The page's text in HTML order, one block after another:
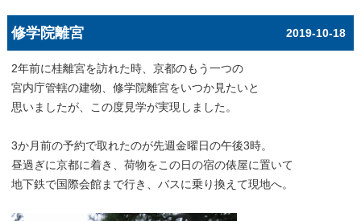
修学院離宮 2019-10-18
2年前に桂離宮を訪れた時、京都のもう一つの
宮内庁管轄の建物、修学院離宮をいつか見たいと
思いましたが、この度見学が実現しました。
3か月前の予約で取れたのが先週金曜日の午後3時。
昼過ぎに京都に着き、荷物をこの日の宿の俵屋に置いて
地下鉄で国際会館まで行き、バスに乗り換えて現地へ。